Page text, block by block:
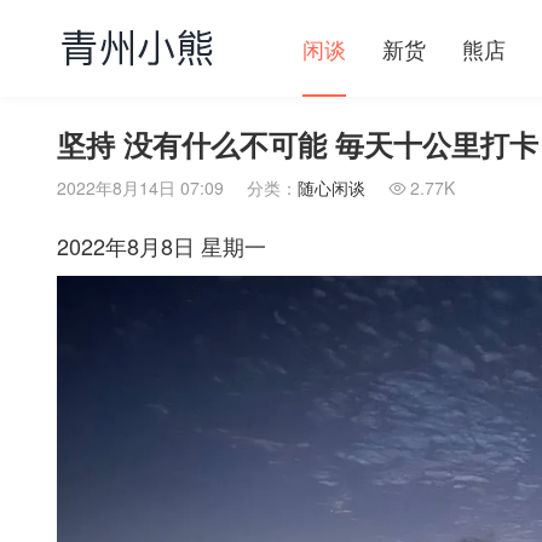
闲谈 新货 熊店
坚持 没有什么不可能 毎天十公里打
2022年8月14日 07:09 分类： 随心闲谈  2.77K
2022年8月8日 星期一